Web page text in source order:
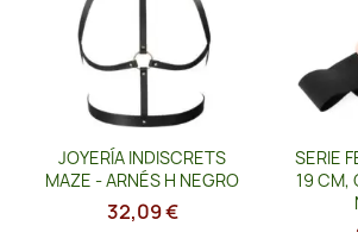
Vista rápida
JOYERÍA INDISCRETS
MAZE - ARNÉS H NEGRO
32,09 €

SERIE
19 CM,